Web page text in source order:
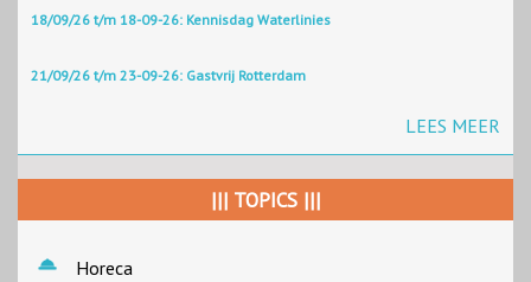
18/09/26 t/m 18-09-26: Kennisdag Waterlinies
21/09/26 t/m 23-09-26: Gastvrij Rotterdam
LEES MEER
||| TOPICS |||
Horeca